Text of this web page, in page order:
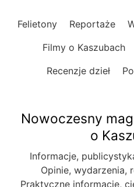
Felietony Reportaże
Filmy o Kaszubach
Recenzje dzieł
Nowoczesny
o
Informacje,
Opinie, wydarzenia,
Praktyczne informacje,